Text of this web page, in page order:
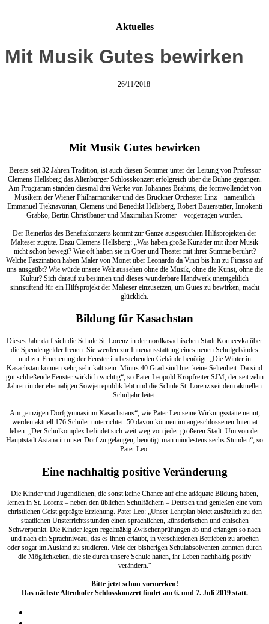
Aktuelles
Mit Musik Gutes bewirken
26/11/2018
Mit Musik Gutes bewirken
Bereits seit 32 Jahren Tradition, ist auch diesen Sommer unter der Leitung von Professor
Clemens Hellsberg das Altenburger Schlosskonzert erfolgreich über die Bühne gegangen.
Am Programm standen diesmal drei Werke von Johannes Brahms, die formvollendet von
Musikern der Wiener Philharmoniker und des Bruckner Orchester Linz – namentlich
Emmanuel Tjeknavorian, Clemens und Benedikt Hellsberg, Robert Bauerstatter, Innokenti
Grabko, Bertin Christlbauer und Maximilian Kromer – vorgetragen wurden.
Der Reinerlös des Benefizkonzerts kommt zur Gänze ausgesuchten Hilfsprojekten der
Malteser zugute. Dazu Clemens Hellsberg: „Was haben große Künstler mit ihrer Musik
nicht schon bewegt? Wie oft haben sie in Oper und Theater mit ihrer Stimme berührt?
Welche Faszination haben Maler von Monet über Leonardo da Vinci bis hin zu Picasso auf
uns ausgeübt? Wie würde unsere Welt aussehen ohne die Musik, ohne die Kunst, ohne die
Kultur? Sich darauf zu besinnen und dieses wunderbare Handwerk unentgeltlich
sinnstiftend für ein Hilfsprojekt der Malteser einzusetzen, um Gutes zu bewirken, macht
glücklich.
Bildung für Kasachstan
Dieses Jahr darf sich die Schule St. Lorenz in der nordkasachischen Stadt Korneevka über
die Spendengelder freuen. Sie werden zur Innenausstattung eines neuen Schulgebäudes
und zur Erneuerung der Fenster im bestehenden Gebäude benötigt. „Die Winter in
Kasachstan können sehr, sehr kalt sein. Minus 40 Grad sind hier keine Seltenheit. Da sind
gut schließende Fenster wirklich wichtig“, so Pater Leopold Kropfreiter SJM, der seit zehn
Jahren in der ehemaligen Sowjetrepublik lebt und die Schule St. Lorenz seit dem aktuellen
Schuljahr leitet.
Am „einzigen Dorfgymnasium Kasachstans“, wie Pater Leo seine Wirkungsstätte nennt,
werden aktuell 176 Schüler unterrichtet. 50 davon können im angeschlossenen Internat
leben. „Der Schulkomplex befindet sich weit weg von jeder größeren Stadt. Um von der
Hauptstadt Astana in unser Dorf zu gelangen, benötigt man mindestens sechs Stunden“, so
Pater Leo.
Eine nachhaltig positive Veränderung
Die Kinder und Jugendlichen, die sonst keine Chance auf eine adäquate Bildung haben,
lernen in St. Lorenz – neben den üblichen Schulfächern – Deutsch und genießen eine vom
christlichen Geist geprägte Erziehung. Pater Leo: „Unser Lehrplan bietet zusätzlich zu den
staatlichen Unsterrichtsstunden einen sprachlichen, künstlerischen und ethischen
Schwerpunkt. Die Kinder legen regelmäßig Zwischenprüfungen ab und erlangen so nach
und nach ein Sprachniveau, das es ihnen erlaubt, in verschiedenen Betrieben zu arbeiten
oder sogar im Ausland zu studieren. Viele der bisherigen Schulabsolventen konnten durch
die Möglichkeiten, die sie durch unsere Schule hatten, ihr Leben nachhaltig positiv
verändern.“
Bitte jetzt schon vormerken!
Das nächste Altenhofer Schlosskonzert findet am 6. und 7. Juli 2019 statt.